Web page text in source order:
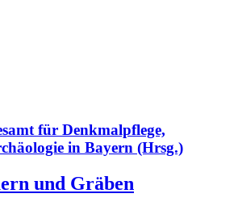
für Denkmalpflege,
in Bayern (Hrsg.)
und Gräben